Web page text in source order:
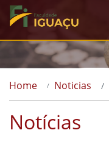
Home Noticias
Notícias